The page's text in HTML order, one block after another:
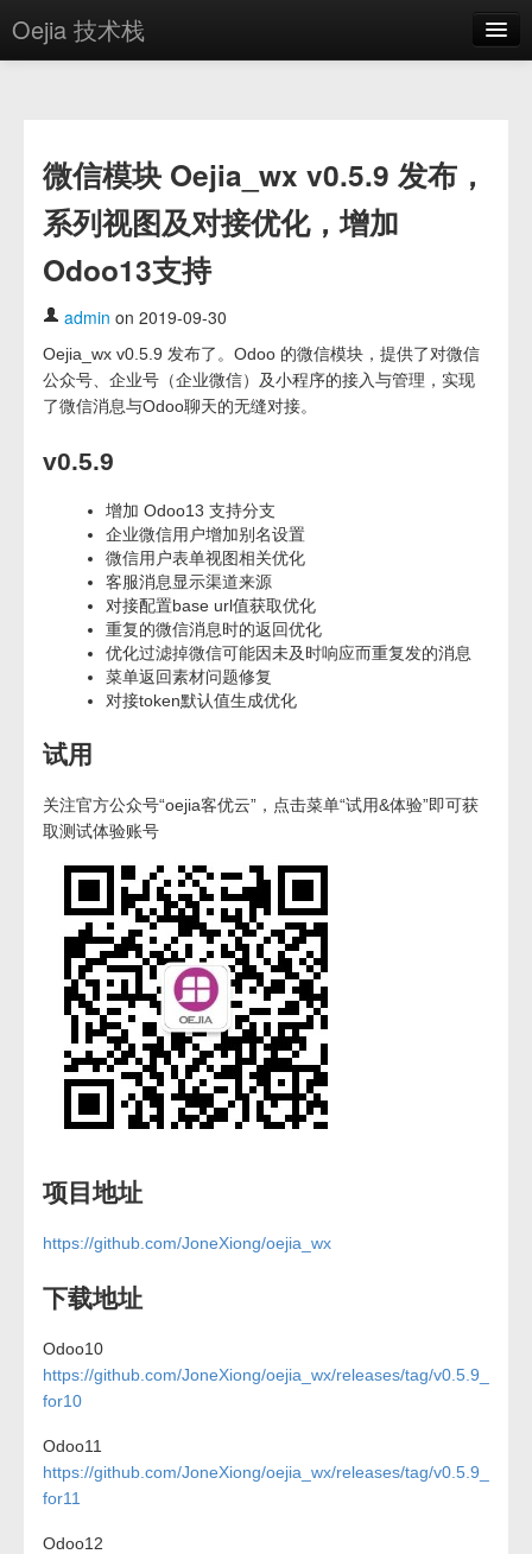
Oejia 技术栈
方案
OE学院
分享
关于
编辑器
登录
微信模块 Oejia_wx v0.5.9 发布，
系列视图及对接优化，增加
Odoo13支持
admin on 2019-09-30
Oejia_wx v0.5.9 发布了。Odoo 的微信模块，提供了对微信
公众号、企业号（企业微信）及小程序的接入与管理，实现
了微信消息与Odoo聊天的无缝对接。
v0.5.9
增加 Odoo13 支持分支
企业微信用户增加别名设置
微信用户表单视图相关优化
客服消息显示渠道来源
对接配置base url值获取优化
重复的微信消息时的返回优化
优化过滤掉微信可能因未及时响应而重复发的消息
菜单返回素材问题修复
对接token默认值生成优化
试用
关注官方公众号“oejia客优云”，点击菜单“试用&体验”即可获
取测试体验账号
项目地址
https://github.com/JoneXiong/oejia_wx
下载地址
Odoo10
https://github.com/JoneXiong/oejia_wx/releases/tag/v0.5.9_
for10
Odoo11
https://github.com/JoneXiong/oejia_wx/releases/tag/v0.5.9_
for11
Odoo12